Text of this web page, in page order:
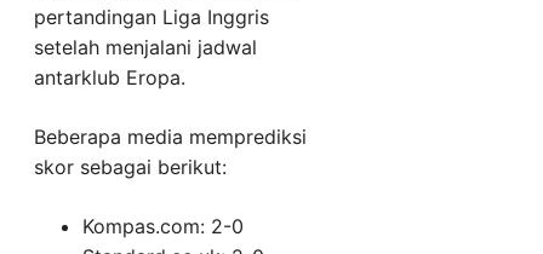
pertandingan Liga Inggris
setelah menjalani jadwal
antarklub Eropa.
Beberapa media memprediksi
skor sebagai berikut:
Kompas.com: 2-0